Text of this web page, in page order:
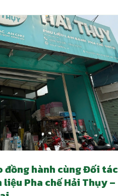
đồng hành cùng Đối tác
liệu Pha chế Hải Thụy –